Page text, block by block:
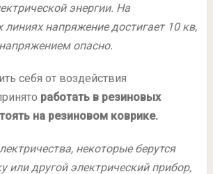
энергии. На
напряжение достигает 10 кв,
опасно.
себя от воздействия
работать в резиновых
на резиновом коврике.
некоторые берутся
или другой электрический прибор,